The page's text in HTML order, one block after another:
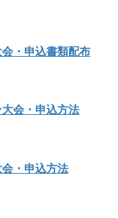
・申込書類配布
会・申込方法
・申込方法